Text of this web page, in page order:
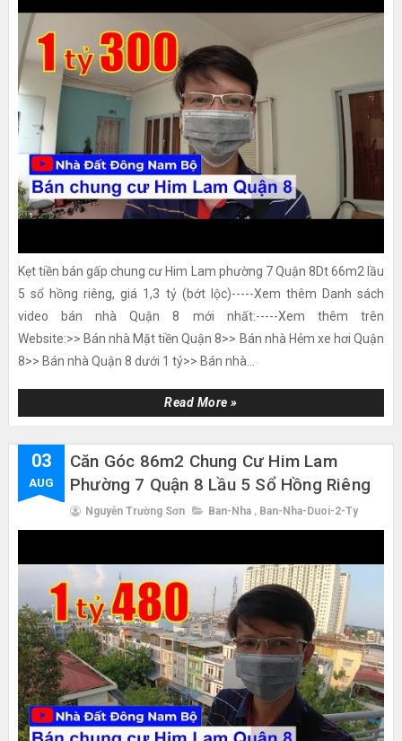
Kẹt tiền bán gấp chung cư Him Lam phường 7 Quận 8Dt 66m2 lầu
5 sổ hồng riêng, giá 1,3 tỷ (bớt lộc)-----Xem thêm Danh sách
video bán nhà Quận 8 mới nhất:-----Xem thêm trên
Website:>> Bán nhà Mặt tiền Quận 8>> Bán nhà Hẻm xe hơi Quận
8>> Bán nhà Quận 8 dưới 1 tỷ>> Bán nhà...
Read More »
03
AUG
Căn Góc 86m2 Chung Cư Him Lam
Phường 7 Quận 8 Lầu 5 Sổ Hồng Riêng
Nguyễn Trường Sơn Ban-Nha , Ban-Nha-Duoi-2-Ty